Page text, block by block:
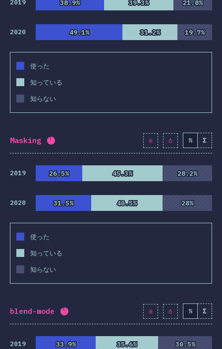
2019 38.9%
38.9% 39.3%
39.3% 21.8%
21.8%
2020 49.1%
49.1% 31.2%
31.2% 19.7%
19.7%
使った
知っている
知らない
Masking 回答記入率： 10240 ) % Σ
2019 26.5%
26.5% 45.3%
45.3% 28.2%
28.2%
2020 31.5%
31.5% 40.5%
40.5% 28%
28%
使った
知っている
知らない
blend-mode 回答記入率： 10244 ) % Σ
2019 33.9%
33.9% 35.6%
35.6% 30.5%
30.5%